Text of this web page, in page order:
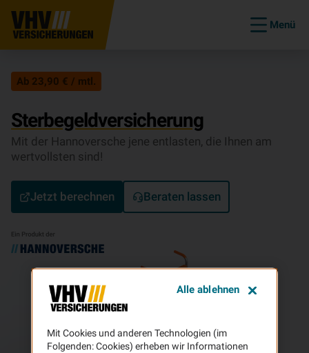
Menü
Ab 23,90 € / mtl.
Sterbegeldversicherung
Mit der Hannoversche jene entlasten, die Ihnen am
wertvollsten sind!
Jetzt berechnen Beraten lassen
Mit Cookies und anderen Technologien (im
Folgenden: Cookies) erheben wir Informationen
Alle ablehnen